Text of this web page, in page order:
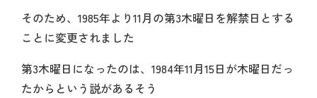
そのため、1985年より11月の第3木曜日を解禁日とする
ことに変更されました
第3木曜日になったのは、1984年11月15日が木曜日だっ
たからという説があるそう